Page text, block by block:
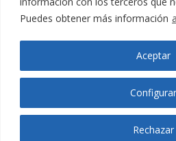
Puedes obtener más información
Configurar
Rechazar
Aceptar
CEMOSA.